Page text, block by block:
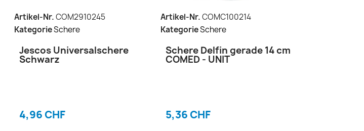
Artikel-Nr.COM2910245
KategorieSchere
Jescos Universalschere
Schwarz
4,96 CHF
Artikel-Nr.COMC100214
KategorieSchere
Schere Delfin gerade 14 cm
COMED - UNIT
5,36 CHF